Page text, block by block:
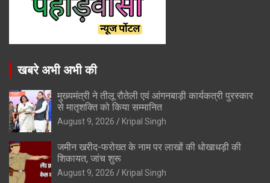
खबरे अभी अभी की
मुख्यमंत्री ने तीलू रौतेली एवं आंगनबाड़ी कार्यकत्री पुरस्कार
से मातृशक्ति को किया सम्मानित
August 9, 2026 Kripal Singh
जमीन खरीद-फरोख्त के नाम पर लाखों की धोखाधड़ी की
शिकायत, जांच शुरू
August 9, 2026 Kripal Singh